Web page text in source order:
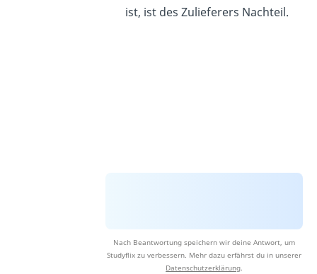
ist, ist des Zulieferers Nachteil.
Nach Beantwortung speichern wir deine Antwort, um
Studyflix zu verbessern. Mehr dazu erfährst du in unserer
Datenschutzerklärung.